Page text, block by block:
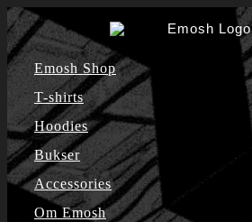
Skip
to
contentEmosh Shop
T-shirts
Hoodies
Bukser
Accessories
Om Emosh